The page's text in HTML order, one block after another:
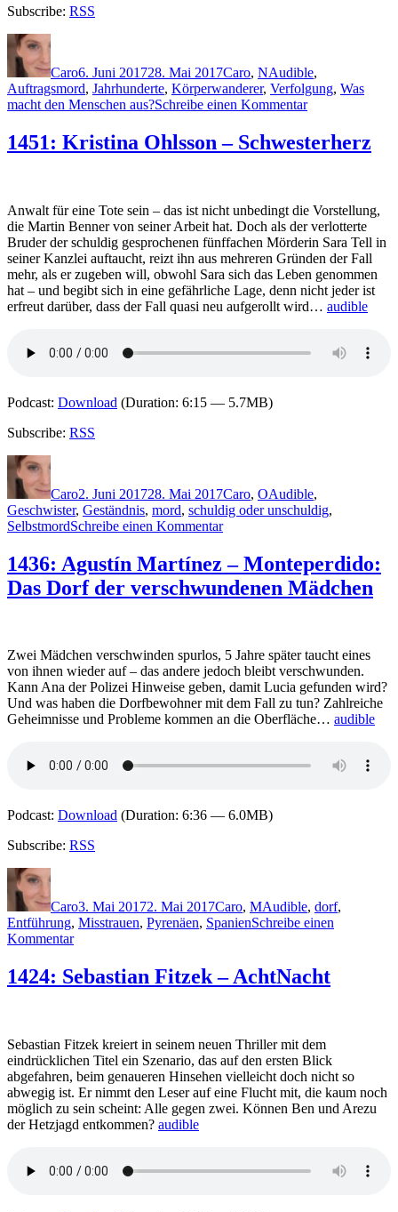
Subscribe: RSS
Autor
Caro6. Juni 201728. Mai 2017Caro, NAudible,
Auftragsmord, Jahrhunderte, Körperwanderer, Verfolgung, Was
macht den Menschen aus?Schreibe einen Kommentarzu
Claire
North
Leben
gehört
mir
1451: Kristina Ohlsson – Schwesterherz
Anwalt für eine Tote sein – das ist nicht unbedingt die Vorstellung,
die Martin Benner von seiner Arbeit hat. Doch als der verlotterte
Bruder der schuldig gesprochenen fünffachen Mörderin Sara Tell in
seiner Kanzlei auftaucht, reizt ihn aus mehreren Gründen der Fall
mehr, als er zugeben will, obwohl Sara sich das Leben genommen
hat – und begibt sich in eine gefährliche Lage, denn nicht jeder ist
erfreut darüber, dass der Fall quasi neu aufgerollt wird… audible
Podcast: Download (Duration: 6:15 — 5.7MB)
Subscribe: RSS
Autor
Caro2. Juni 201728. Mai 2017Caro, OAudible,
Geschwister, Geständnis, mord, schuldig oder unschuldig,
SelbstmordSchreibe einen Kommentarzu
Kristina
Ohlsson
–
1436: Agustín Martínez – Monteperdido:
Das Dorf der verschwundenen Mädchen
Zwei Mädchen verschwinden spurlos, 5 Jahre später taucht eines
von ihnen wieder auf – das andere jedoch bleibt verschwunden.
Kann Ana der Polizei Hinweise geben, damit Lucia gefunden wird?
Und was haben die Dorfbewohner mit dem Fall zu tun? Zahlreiche
Geheimnisse und Probleme kommen an die Oberfläche… audible
Podcast: Download (Duration: 6:36 — 6.0MB)
Subscribe: RSS
Autor
Caro3. Mai 20172. Mai 2017Caro, MAudible, dorf,
Entführung, Misstrauen, Pyrenäen, SpanienSchreibe einen
Kommentarzu
Agustín
Martínez
Dorf
der
verschwundenen
Mädchen
1424: Sebastian Fitzek – AchtNacht
Sebastian Fitzek kreiert in seinem neuen Thriller mit dem
eindrücklichen Titel ein Szenario, das auf den ersten Blick
abgefahren, beim genaueren Hinsehen vielleicht doch nicht so
abwegig ist. Er nimmt den Leser auf eine Flucht mit, die kaum noch
möglich zu sein scheint: Alle gegen zwei. Können Ben und Arezu
der Hetzjagd entkommen? audible